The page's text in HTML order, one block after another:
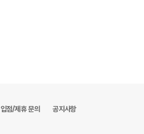
입점/제휴 문의 공지사항